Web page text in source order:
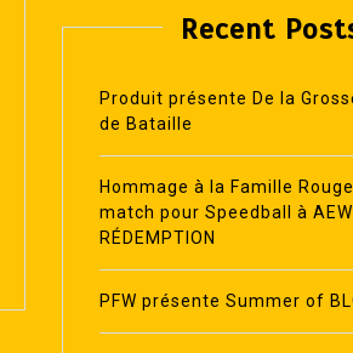
Recent
Produit présente De la
de Bataille
Hommage à la Famille
match pour Speedball à AEW
RÉDEMPTION
PFW présente Summer of